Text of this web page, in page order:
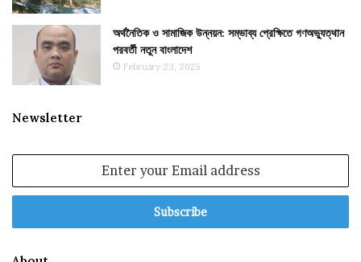
অর্থনৈতিক ও সামাজিক উন্নয়ন: সম্ভাব্য প্রেক্ষিতে গণঅভ্যুত্থান
পরবর্তী নতুন বাংলাদেশ
February 23, 2025
Newsletter
Email